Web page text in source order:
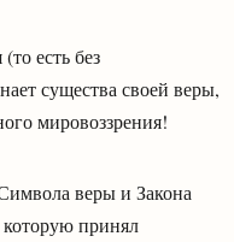
есть без
существа своей веры,
мировоззрения!
веры и Закона
которую принял